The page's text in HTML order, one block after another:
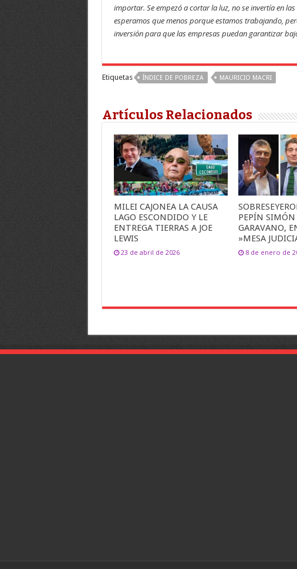
importar. Se empezó a cortar la luz, no se invertía en las
esperamos que menos porque estamos trabajando,
inversión para que las empresas puedan garantizar
Etiquetas ÍNDICE DE POBREZA MAURICIO MACRI
Artículos Relacionados
MILEI CAJONEA LA CAUSA
LAGO ESCONDIDO Y LE
ENTREGA TIERRAS A JOE
LEWIS
23 de abril de 2026
PEPÍN SIMÓN
GARAVANO,
»MESA
8 de enero de